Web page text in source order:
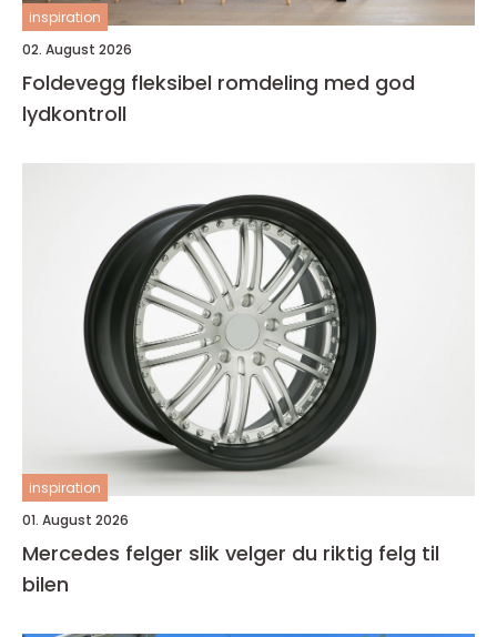
inspiration
02. August 2026
Foldevegg fleksibel romdeling med god
lydkontroll
inspiration
01. August 2026
Mercedes felger slik velger du riktig felg til
bilen